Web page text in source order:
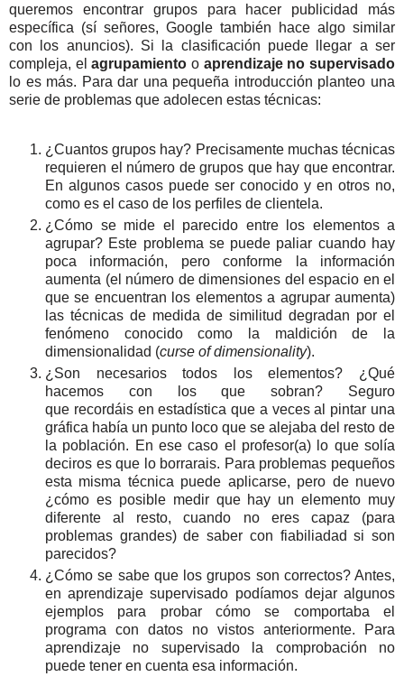
queremos encontrar grupos para hacer publicidad más
específica (sí señores, Google también hace algo similar
con los anuncios). Si la clasificación puede llegar a ser
compleja, elagrupamiento o aprendizaje no supervisado
lo es más. Para dar una pequeña introducción planteo una
serie de problemas que adolecen estas técnicas:
¿Cuantos grupos hay? Precisamente muchas técnicas
requieren el número de grupos que hay que encontrar.
En algunos casos puede ser conocido y en otros no,
como es el caso de los perfiles de clientela.
¿Cómo se mide el parecido entre los elementos a
agrupar? Este problema se puede paliar cuando hay
poca información, pero conforme la información
aumenta (el número de dimensiones del espacio en el
que se encuentran los elementos a agrupar aumenta)
las técnicas de medida de similitud degradan por el
fenómeno conocido como la maldición de la
dimensionalidad (curse of dimensionality).
¿Son necesarios todos los elementos? ¿Qué
hacemos con los que sobran? Seguro
que recordáis en estadística que a veces al pintar una
gráfica había un punto loco que se alejaba del resto de
la población. En ese caso el profesor(a) lo que solía
deciros es que lo borrarais. Para problemas pequeños
esta misma técnica puede aplicarse, pero de nuevo
¿cómo es posible medir que hay un elemento muy
diferente al resto, cuando no eres capaz (para
problemas grandes) de saber con fiabiliadad si son
parecidos?
¿Cómo se sabe que los grupos son correctos? Antes,
en aprendizaje supervisado podíamos dejar algunos
ejemplos para probar cómo se comportaba el
programa con datos no vistos anteriormente. Para
aprendizaje no supervisado la comprobación no
puede tener en cuenta esa información.